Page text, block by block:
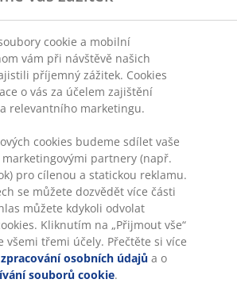
cookie a mobilní
vám při návštěvě našich
příjemný zážitek. Cookies
o vás za účelem zajištění
relevantního marketingu.
cookies budeme sdílet vaše
partnery (např.
pro cílenou a statickou reklamu.
se můžete dozvědět více části
můžete kdykoli odvolat
Kliknutím na „Přijmout vše“
všemi třemi účely. Přečtěte si více
osobních údajů a o
souborů cookie.